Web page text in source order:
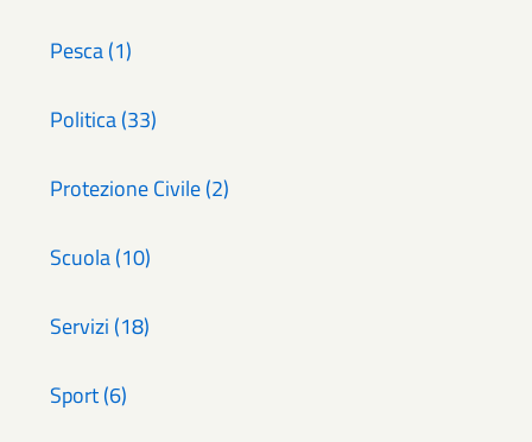
Pesca (1)
Politica (33)
Protezione Civile (2)
Scuola (10)
Servizi (18)
Sport (6)